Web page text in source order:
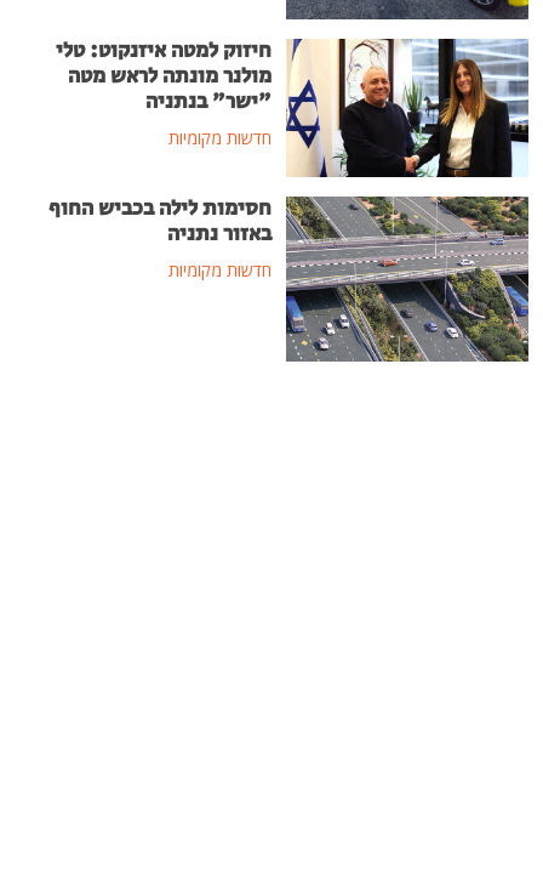
חיזוק למטה איזנקוט: טלי
מולנר מונתה לראש מטה
"ישר" בנתניה
חדשות מקומיות
חסימות לילה בכביש החוף
באזור נתניה
חדשות מקומיות